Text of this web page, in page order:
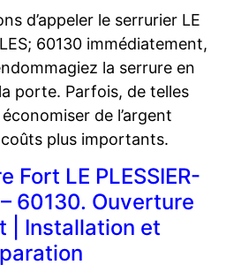
d’appeler le serrurier LE
60130 immédiatement,
la serrure en
porte. Parfois, de telles
de l’argent
plus importants.
Fort LE PLESSIER-
60130. Ouverture
| Installation et